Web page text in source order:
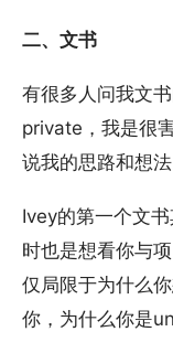
二、文书
有很多人问我文
private，我是很
说我的思路和想法
Ivey的第一个文
时也是想看你与
仅局限于为什么
你，为什么你是